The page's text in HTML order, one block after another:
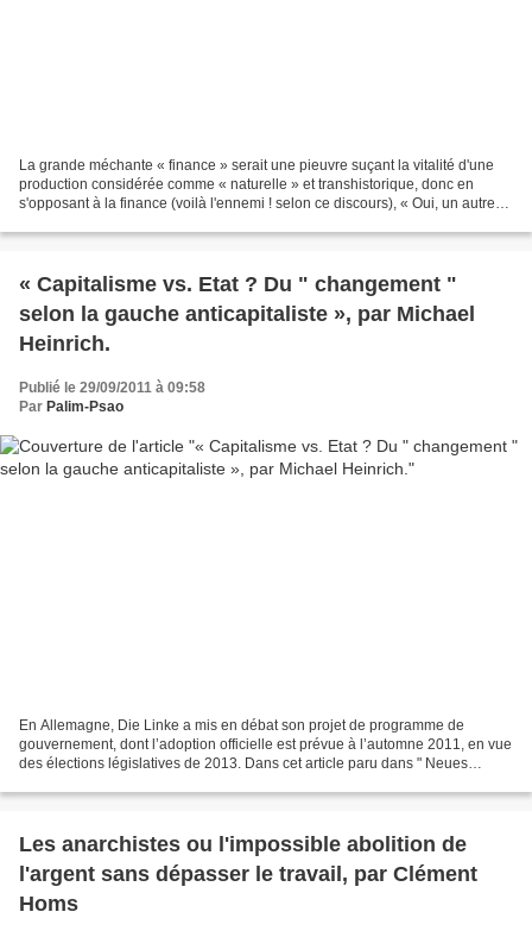
La grande méchante « finance » serait une pieuvre suçant la vitalité d'une
production considérée comme « naturelle » et transhistorique, donc en
s'opposant à la finance (voilà l'ennemi ! selon ce discours), « Oui, un autre
« Capitalisme vs. Etat ? Du " changement "
selon la gauche anticapitaliste », par Michael
Heinrich.
Publié le 29/09/2011 à 09:58
Par Palim-Psao
En Allemagne, Die Linke a mis en débat son projet de programme de
gouvernement, dont l’adoption officielle est prévue à l’automne 2011, en vue
des élections législatives de 2013. Dans cet article paru dans " Neues
Les anarchistes ou l'impossible abolition de
l'argent sans dépasser le travail, par Clément
Homs